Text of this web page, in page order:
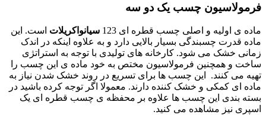
فرمولاسیون چسب یک دو سه
ماده ی اولیه و اصلی چسب قطره ای 123 سیانواکریلات است. این
ماده قدرت چسبندگی بسیار بالایی دارد و به علاوه اینکه در اندک
زمانی خشک می شود. کارخانه های تولیدی با توجه به استراتژی
ساخت و همچنین فرمولاسیون مختص به خود ماده ی این چسب را
تهیه می کنند. این چسب ها برای تسریع در روند خشک شدن نیاز به
ماده ای کمکی و خشک کننده دارند. معمولا اگر توجه کرده باشید در
بسته بندی این چسب ها علاوه بر محفظه ی چسب قطره ای یک
اسپری نیز مشاهده می کنید.